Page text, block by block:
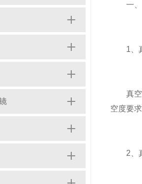
一、
1、
真空泵
空度要
2、